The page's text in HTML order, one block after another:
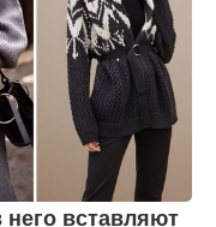
вставляют